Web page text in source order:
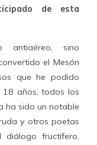
de esta
antiaéreo, sino
el Mesón
que he podido
años, todos los
ha sido un notable
y otros poetas
diálogo fructífero,